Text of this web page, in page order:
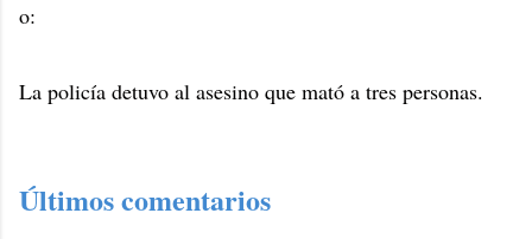
o:
La policía detuvo al asesino que mató a tres personas.
Últimos comentarios